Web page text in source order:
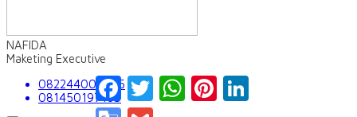
NAFIDA
Maketing Executive
082244009555
081450197163
FacebookTwitterWhatsAppPinterest
Google